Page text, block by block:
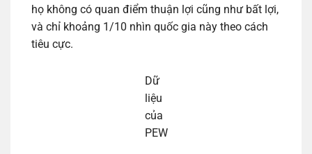
họ không có quan điểm thuận lợi cũng như bất lợi,
và chỉ khoảng 1/10 nhìn quốc gia này theo cách
tiêu cực.
Dữ
liệu
của
PEW